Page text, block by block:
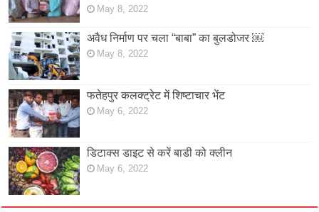
May 8, 2022
अवैध निर्माण पर चला “बाबा” का बुलडोजर ￼
May 8, 2022
फतेहपुर कलक्ट्रेट में शिष्टाचार भेंट
May 6, 2022
डिटाक्स डाइट से करें बाडी को क्लीन
May 6, 2022